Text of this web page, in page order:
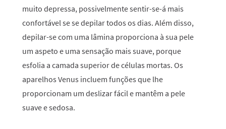
muito depressa, possivelmente sentir-se-á mais
confortável se se depilar todos os dias. Além disso,
depilar-se com uma lâmina proporciona à sua pele
um aspeto e uma sensação mais suave, porque
esfolia a camada superior de células mortas. Os
aparelhos Venus incluem funções que lhe
proporcionam um deslizar fácil e mantêm a pele
suave e sedosa.